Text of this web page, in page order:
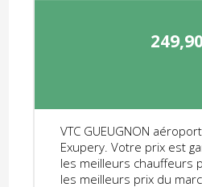
249,90
VTC GUEUGNON
Exupery. Votre prix est
les meilleurs chauffeurs
les meilleurs prix du